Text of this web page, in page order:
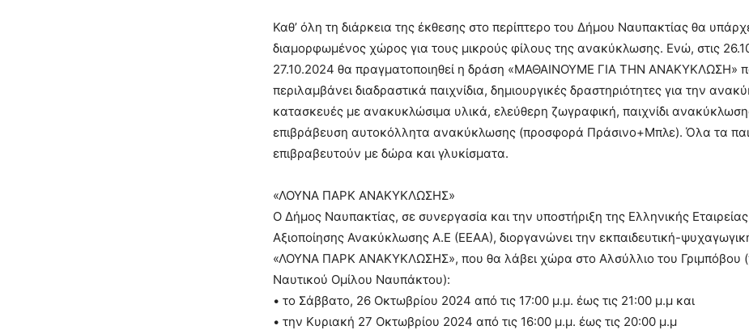
Καθ’ όλη τη διάρκεια της έκθεσης στο περίπτερο του Δήμου Ναυπακτίας θα
διαμορφωμένος χώρος για τους μικρούς φίλους της ανακύκλωσης. Ενώ, στις
27.10.2024 θα πραγματοποιηθεί η δράση «ΜΑΘΑΙΝΟΥΜΕ ΓΙΑ ΤΗΝ ΑΝΑΚΥΚΛΩΣΗ»
περιλαμβάνει διαδραστικά παιχνίδια, δημιουργικές δραστηριότητες για την
κατασκευές με ανακυκλώσιμα υλικά, ελεύθερη ζωγραφική, παιχνίδι
επιβράβευση αυτοκόλλητα ανακύκλωσης (προσφορά Πράσινο+Μπλε). Όλα τα
επιβραβευτούν με δώρα και γλυκίσματα.
«ΛΟΥΝΑ ΠΑΡΚ ΑΝΑΚΥΚΛΩΣΗΣ»
Ο Δήμος Ναυπακτίας, σε συνεργασία και την υποστήριξη της Ελληνικής Εταιρείας
Αξιοποίησης Ανακύκλωσης Α.Ε (ΕΕΑΑ), διοργανώνει την εκπαιδευτική-
«ΛΟΥΝΑ ΠΑΡΚ ΑΝΑΚΥΚΛΩΣΗΣ», που θα λάβει χώρα στο Αλσύλλιο του Γριμπόβου
Ναυτικού Ομίλου Ναυπάκτου):
• το Σάββατο, 26 Οκτωβρίου 2024 από τις 17:00 μ.μ. έως τις 21:00 μ.μ και
• την Κυριακή 27 Οκτωβρίου 2024 από τις 16:00 μ.μ. έως τις 20:00 μ.μ